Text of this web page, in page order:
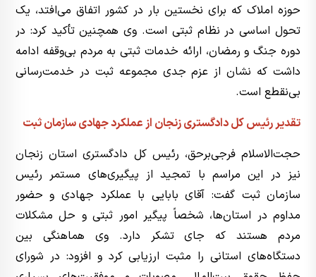
حوزه املاک که برای نخستین بار در کشور اتفاق می‌افتد، یک
تحول اساسی در نظام ثبتی است. وی همچنین تأکید کرد: در
دوره جنگ و رمضان، ارائه خدمات ثبتی به مردم بی‌وقفه ادامه
داشت که نشان از عزم جدی مجموعه ثبت در خدمت‌رسانی
بی‌نقطع است.
تقدیر رئیس کل دادگستری زنجان از عملکرد جهادی سازمان ثبت
حجت‌الاسلام فرجی‌برحق، رئیس کل دادگستری استان زنجان
نیز در این مراسم با تمجید از پیگیری‌های مستمر رئیس
سازمان ثبت گفت: آقای بابایی با عملکرد جهادی و حضور
مداوم در استان‌ها، شخصاً پیگیر امور ثبتی و حل مشکلات
مردم هستند که جای تشکر دارد. وی هماهنگی بین
دستگاه‌های استانی را مثبت ارزیابی کرد و افزود: در شورای